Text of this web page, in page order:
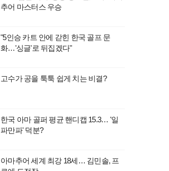
추어 마스터스 우승
"5인승 카트 안에 갇힌 한국 골프 문
화…'싱글'로 뒤집겠다"
고수가 공을 툭툭 쉽게 치는 비결?
한국 아마 골퍼 평균 핸디캡 15.3… '일
파만파' 덕분?
아마추어 세계 최강 18세… 김민솔, 프